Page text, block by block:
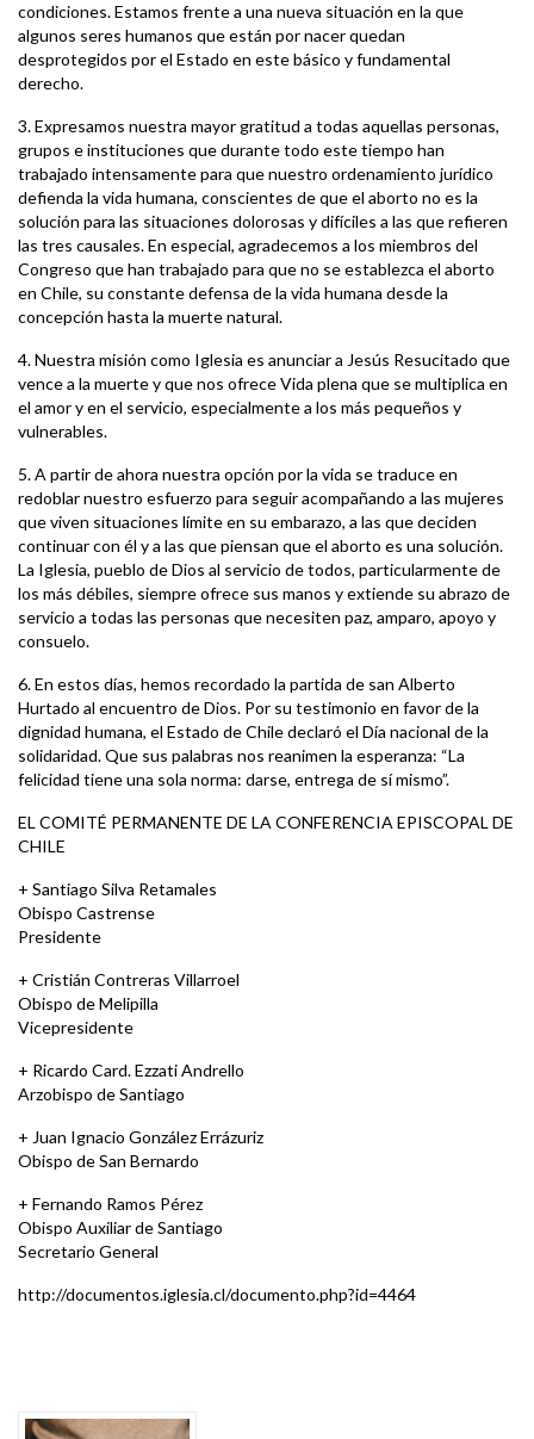
condiciones. Estamos frente a una nueva situación en la que
algunos seres humanos que están por nacer quedan
desprotegidos por el Estado en este básico y fundamental
derecho.
3. Expresamos nuestra mayor gratitud a todas aquellas personas,
grupos e instituciones que durante todo este tiempo han
trabajado intensamente para que nuestro ordenamiento jurídico
defienda la vida humana, conscientes de que el aborto no es la
solución para las situaciones dolorosas y difíciles a las que refieren
las tres causales. En especial, agradecemos a los miembros del
Congreso que han trabajado para que no se establezca el aborto
en Chile, su constante defensa de la vida humana desde la
concepción hasta la muerte natural.
4. Nuestra misión como Iglesia es anunciar a Jesús Resucitado que
vence a la muerte y que nos ofrece Vida plena que se multiplica en
el amor y en el servicio, especialmente a los más pequeños y
vulnerables.
5. A partir de ahora nuestra opción por la vida se traduce en
redoblar nuestro esfuerzo para seguir acompañando a las mujeres
que viven situaciones límite en su embarazo, a las que deciden
continuar con él y a las que piensan que el aborto es una solución.
La Iglesia, pueblo de Dios al servicio de todos, particularmente de
los más débiles, siempre ofrece sus manos y extiende su abrazo de
servicio a todas las personas que necesiten paz, amparo, apoyo y
consuelo.
6. En estos días, hemos recordado la partida de san Alberto
Hurtado al encuentro de Dios. Por su testimonio en favor de la
dignidad humana, el Estado de Chile declaró el Día nacional de la
solidaridad. Que sus palabras nos reanimen la esperanza: “La
felicidad tiene una sola norma: darse, entrega de sí mismo”.
EL COMITÉ PERMANENTE DE LA CONFERENCIA EPISCOPAL DE
CHILE
+ Santiago Silva Retamales
Obispo Castrense
Presidente
+ Cristián Contreras Villarroel
Obispo de Melipilla
Vicepresidente
+ Ricardo Card. Ezzati Andrello
Arzobispo de Santiago
+ Juan Ignacio González Errázuriz
Obispo de San Bernardo
+ Fernando Ramos Pérez
Obispo Auxiliar de Santiago
Secretario General
http://documentos.iglesia.cl/documento.php?id=4464